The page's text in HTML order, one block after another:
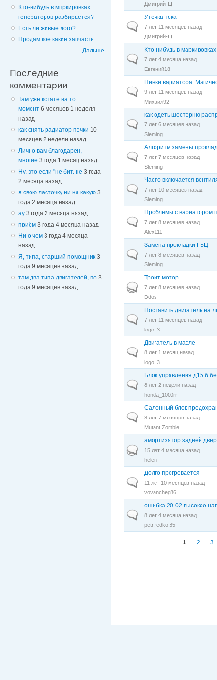
Кто-нибудь в мпркировках
генераторов разбирается?
Есть ли живые лого?
Продам кое какие запчасти
Дальше
Последние
комментарии
Там уже кстате на тот
момент 6 месяцев 1 неделя
назад
как снять радиатор печки 10
месяцев 2 недели назад
Лично вам благодарен,
многие 3 года 1 месяц назад
Ну, это если "не бит, не 3 года
2 месяца назад
я свою ласточку ни на какую 3
года 2 месяца назад
ау 3 года 2 месяца назад
приём 3 года 4 месяца назад
Ни о чем 3 года 4 месяца
назад
Я, типа, старший помощник 3
года 9 месяцев назад
там два типа двигателей, по 3
года 9 месяцев назад
Дмитрий-Щ
Обычная тема
Утечка тока
7 лет 11 месяцев назад
Дмитрий-Щ
Обычная тема
Кто-нибудь в
7 лет 4 месяца назад
Евгений18
Обычная тема
Пинки вариатора.
9 лет 11 месяцев назад
Михаил92
Обычная тема
как одеть шестерню
7 лет 6 месяцев назад
Sleming
Обычная тема
Алгоритм замены
7 лет 7 месяцев назад
Sleming
Обычная тема
Часто включается
7 лет 10 месяцев назад
Sleming
Обычная тема
Проблемы с вариатором
7 лет 8 месяцев назад
Alex111
Обычная тема
Замена прокладки ГБЦ
7 лет 8 месяцев назад
Sleming
Горячая тема
Троит мотор
7 лет 8 месяцев назад
Ddos
Обычная тема
Поставить двигатель на
7 лет 11 месяцев назад
logo_3
Обычная тема
Двигатель в масле
8 лет 1 месяц назад
logo_3
Обычная тема
Блок управления д15 б
8 лет 2 недели назад
honda_1000rr
Обычная тема
Салонный блок
8 лет 7 месяцев назад
Mutant Zombie
Горячая тема
амортизатор задней
15 лет 4 месяца назад
helen
Обычная тема
Долго прогревается
11 лет 10 месяцев назад
vovancheg86
Обычная тема
ошибка 20-02 высокое
8 лет 4 месяца назад
petr.redko.85
1 2 3